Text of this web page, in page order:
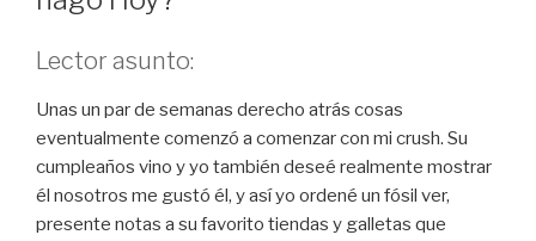
Lector asunto:
Unas un par de semanas derecho atrás cosas
eventualmente comenzó a comenzar con mi crush. Su
cumpleaños vino y yo también deseé realmente mostrar
él nosotros me gustó él, y así yo ordené un fósil ver,
presente notas a su favorito tiendas y galletas que